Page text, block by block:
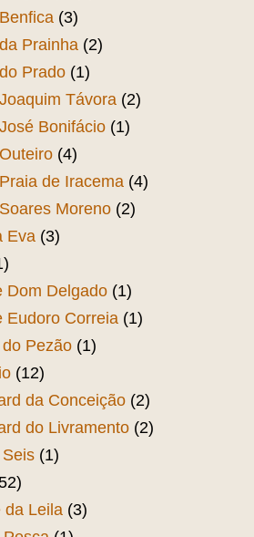
(3)
Prainha (2)
Prado (1)
Távora (2)
Bonifácio (1)
(4)
de Iracema (4)
Moreno (2)
Eva (3)
Dom Delgado (1)
Eudoro Correia (1)
Pezão (1)
(12)
da Conceição (2)
do Livramento (2)
(1)
da Leila (3)